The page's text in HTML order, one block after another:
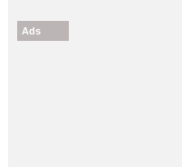
Ads